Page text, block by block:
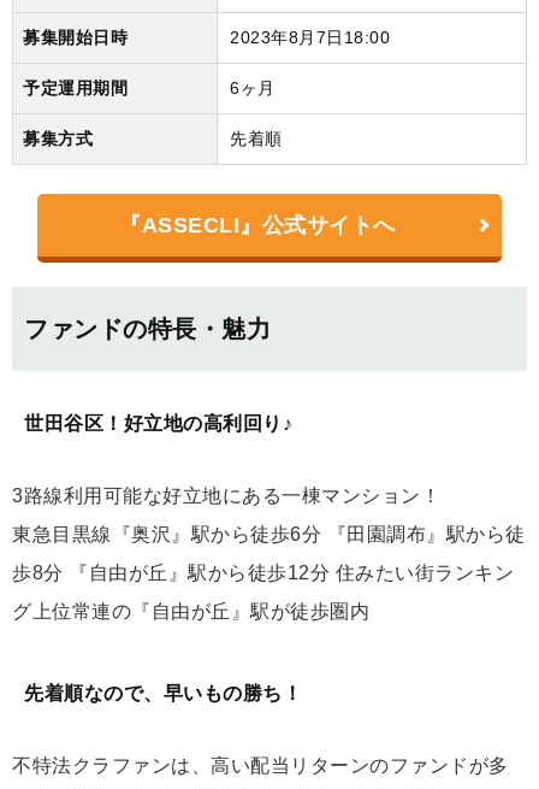
募集開始日時 2023年8月7日18:00
予定運用期間 6ヶ月
募集方式 先着順
『ASSECLI』公式サイトへ
ファンドの特長・魅力
世田谷区！好立地の高利回り♪
3路線利用可能な好立地にある一棟マンション！
東急目黒線『奥沢』駅から徒歩6分 『田園調布』駅から徒
歩8分 『自由が丘』駅から徒歩12分 住みたい街ランキン
グ上位常連の『自由が丘』駅が徒歩圏内
先着順なので、早いもの勝ち！
不特法クラファンは、高い配当リターンのファンドが多